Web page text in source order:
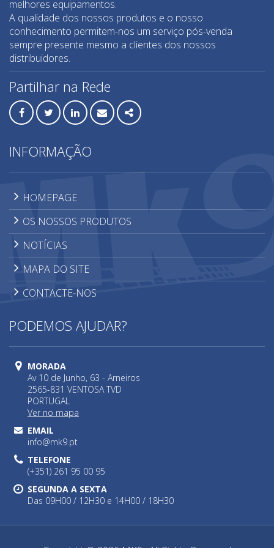
Misturadores
Mós de desbaste
Movimentação de azulejo
Perfilagem de topos
RLS - Niveladores azulejo
Sistemas de elevação
Sistemas de furação
melhores equipamentos.
A qualidade dos nossos produtos e o nosso
conhecimento permitem-nos um serviço pós-venda
sempre presente mesmo a clientes dos nossos
distribuidores.
Partilhar na Rede
FacebookTwitterLinkedinEmail Share
INFORMAÇÃO
HOMEPAGE
OS NOSSOS PRODUTOS
NOTÍCIAS
MAPA DO SITE
CONTACTE-NOS
PODEMOS AJUDAR?
MORADA
Av 10 de Junho, 63 - Arneiros
2565-831 VENTOSA TVD
PORTUGAL
Ver no mapa
EMAIL
info@mk9.pt
TELEFONE
(+351) 261 95 00 95
SEGUNDA A SEXTA
Das 09H00 / 12H30 e 14H00 / 18H30